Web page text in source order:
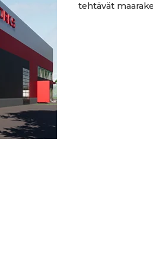
tehtävät